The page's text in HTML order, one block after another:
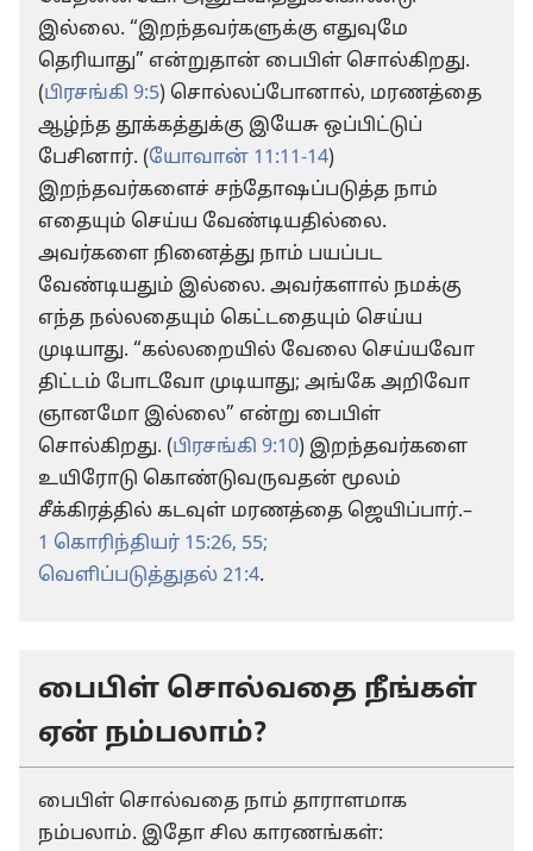
இல்லை. “இறந்தவர்களுக்கு எதுவுமே
தெரியாது” என்றுதான் பைபிள் சொல்கிறது.
(பிரசங்கி 9:5) சொல்லப்போனால், மரணத்தை
ஆழ்ந்த தூக்கத்துக்கு இயேசு ஒப்பிட்டுப்
பேசினார். (யோவான் 11:11-14)
இறந்தவர்களைச் சந்தோஷப்படுத்த நாம்
எதையும் செய்ய வேண்டியதில்லை.
அவர்களை நினைத்து நாம் பயப்பட
வேண்டியதும் இல்லை. அவர்களால் நமக்கு
எந்த நல்லதையும் கெட்டதையும் செய்ய
முடியாது. “கல்லறையில் வேலை செய்யவோ
திட்டம் போடவோ முடியாது; அங்கே அறிவோ
ஞானமோ இல்லை” என்று பைபிள்
சொல்கிறது. (பிரசங்கி 9:10) இறந்தவர்களை
உயிரோடு கொண்டுவருவதன் மூலம்
சீக்கிரத்தில் கடவுள் மரணத்தை ஜெயிப்பார்.–
1 கொரிந்தியர் 15:26, 55;
வெளிப்படுத்துதல் 21:4.
பைபிள் சொல்வதை நீங்கள்
ஏன் நம்பலாம்?
பைபிள் சொல்வதை நாம் தாராளமாக
நம்பலாம். இதோ சில காரணங்கள்: